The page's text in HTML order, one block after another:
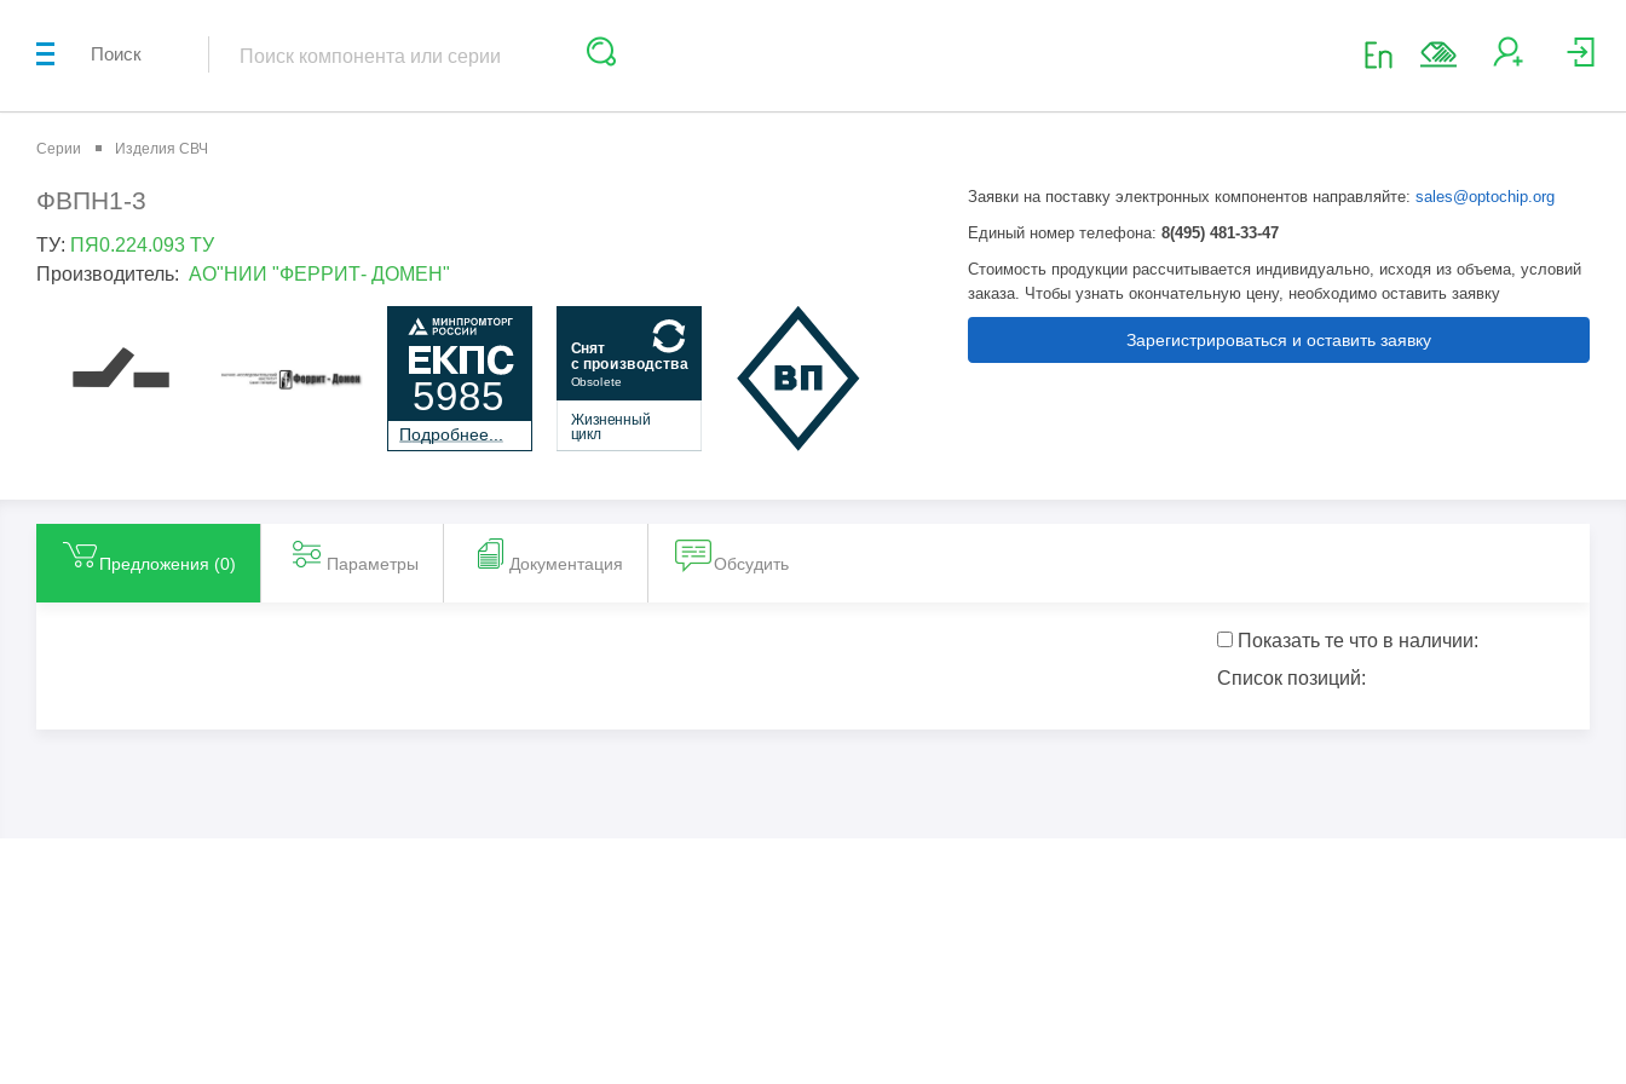
Поиск
Серии Изделия СВЧ
ФВПН1-3
ТУ: ПЯ0.224.093 ТУ
Производитель: АО"НИИ "ФЕРРИТ- ДОМЕН"
Подробнее...
5985
Жизненный
цикл
Obsolete
Снят
с производства
Заявки на поставку электронных компонентов направляйте:sales@optochip.org
Единый номер телефона:8(495) 481-33-47
Стоимость продукции рассчитывается индивидуально, исходя из объема, условий
заказа. Чтобы узнать окончательную цену, необходимо оставить заявку
Зарегистрироваться и оставить заявку
Предложения (0) Параметры Документация Обсудить
Показать те что в наличии:
Список позиций: